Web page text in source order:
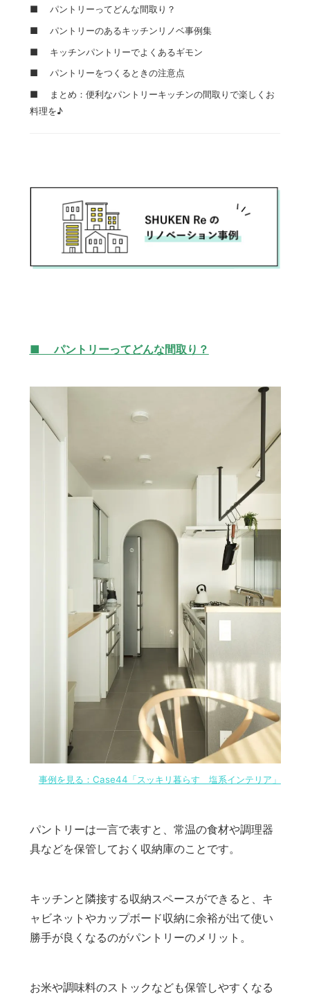
■ パントリーってどんな間取り？
■ パントリーのあるキッチンリノベ事例集
■ キッチンパントリーでよくあるギモン
■ パントリーをつくるときの注意点
■ まとめ：便利なパントリーキッチンの間取りで楽しくお
料理を♪
■ パントリーってどんな間取り？
事例を見る：Case44「スッキリ暮らす 塩系インテリア」
パントリーは一言で表すと、常温の食材や調理器
具などを保管しておく収納庫のことです。
キッチンと隣接する収納スペースができると、キ
ャビネットやカップボード収納に余裕が出て使い
勝手が良くなるのがパントリーのメリット。
お米や調味料のストックなども保管しやすくなる